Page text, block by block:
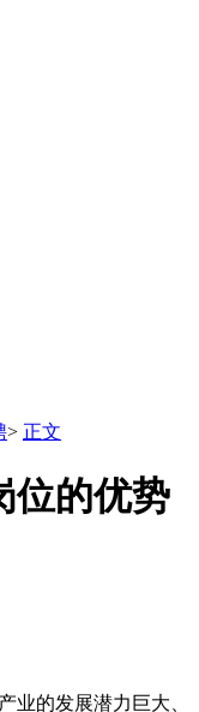
> 正文
位的优势
业的发展潜力巨大、